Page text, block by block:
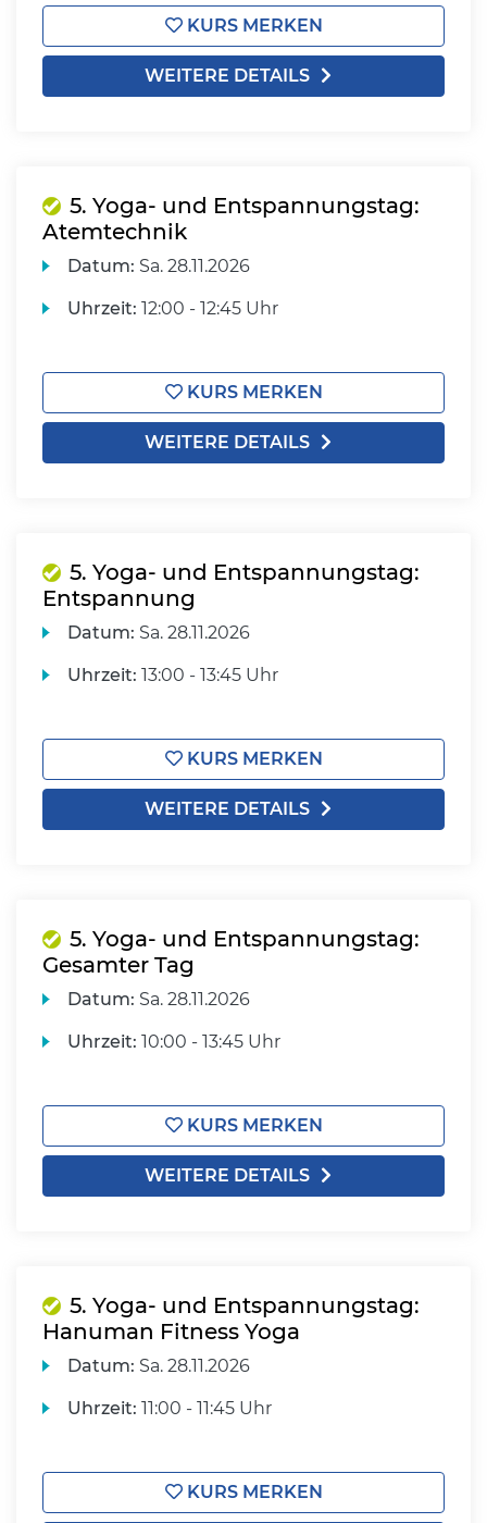
KURS MERKEN
WEITERE DETAILS
5. Yoga- und Entspannungstag:
Atemtechnik
Datum: Sa. 28.11.2026
Uhrzeit: 12:00 - 12:45 Uhr
KURS MERKEN
WEITERE DETAILS
5. Yoga- und Entspannungstag:
Entspannung
Datum: Sa. 28.11.2026
Uhrzeit: 13:00 - 13:45 Uhr
KURS MERKEN
WEITERE DETAILS
5. Yoga- und Entspannungstag:
Gesamter Tag
Datum: Sa. 28.11.2026
Uhrzeit: 10:00 - 13:45 Uhr
KURS MERKEN
WEITERE DETAILS
5. Yoga- und Entspannungstag:
Hanuman Fitness Yoga
Datum: Sa. 28.11.2026
Uhrzeit: 11:00 - 11:45 Uhr
KURS MERKEN